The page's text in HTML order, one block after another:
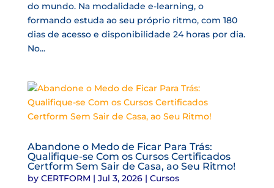
do mundo. Na modalidade e-learning, o
formando estuda ao seu próprio ritmo, com 180
dias de acesso e disponibilidade 24 horas por dia.
No...
Abandone o Medo de Ficar Para Trás:
Qualifique-se Com os Cursos Certificados
Certform Sem Sair de Casa, ao Seu Ritmo!
by CERTFORM | Jul 3, 2026| Cursos